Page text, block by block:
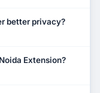
better privacy?
Extension?